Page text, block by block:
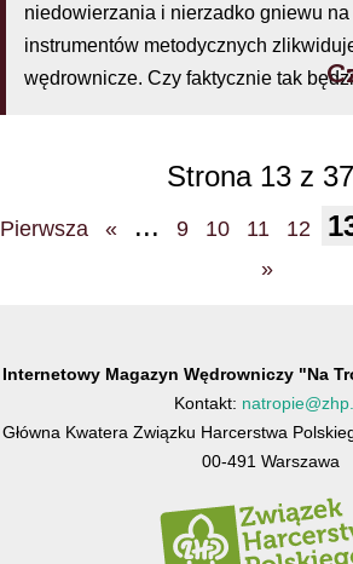
niedowierzania i nierzadko gniewu
instrumentów metodycznych
wędrownicze. Czy faktycznie tak
Strona 13 z 37
Pierwsza « ... 9 10 11 12
»
Internetowy Magazyn Wędrowniczy "Na
Kontakt:
Główna Kwatera Związku Harcerstwa
00-491 Warszawa